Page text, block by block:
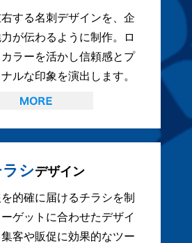
する名刺デザインを、企
が伝わるように制作。ロ
ラーを活かし信頼感とプ
ルな印象を演出します。
シデザイン
的確に届けるチラシを制
ゲットに合わせたデザイ
客や販促に効果的なツー